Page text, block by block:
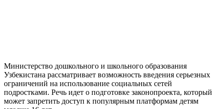
Министерство дошкольного и школьного образования
Узбекистана рассматривает возможность введения серьезных
ограничений на использование социальных сетей
подростками. Речь идет о подготовке законопроекта, который
может запретить доступ к популярным платформам детям